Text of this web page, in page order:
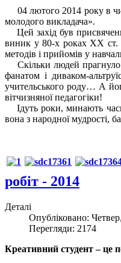
04 лютого 2014 року в
молодого викладача».
Цей захід був
виник у 80-х роках XX ст.
методів і прийомів у
Скільки людей прагнуло
фанатом і диваком-
учительського роду… А
вітчизняної педагогіки!
Ідуть роки, минають
вона з народної мудрості,
робіт - 2014
Деталі
Опубліковано:
Перегляди: 2174
Креативний студент – це